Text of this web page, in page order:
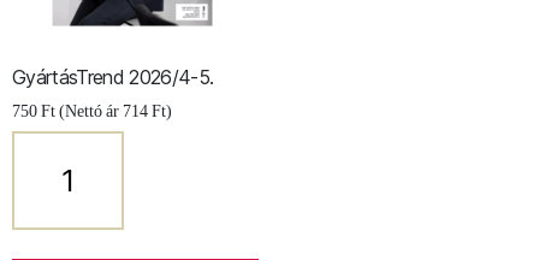
GyártásTrend 2026/4-5.
750Ft(Nettó ár 714Ft)
2026/4-
mennyiség